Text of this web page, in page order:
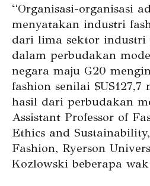
“Organisasi-organisasi
menyatakan industri
dari lima sektor industri
dalam perbudakan
negara maju G20
fashion senilai
hasil dari perbudakan
Assistant Professor of
Ethics and
Fashion, Ryerson
Kozlowski beberapa